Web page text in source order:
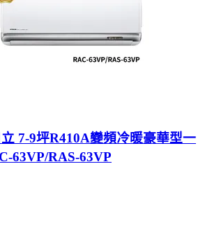
7-9坪R410A變頻冷暖豪華型一
63VP/RAS-63VP